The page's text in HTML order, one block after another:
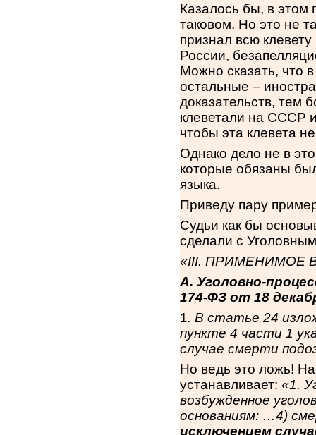
Казалось бы, в этом
таковом. Но это не
признал всю
России,
Можно сказать, что
остальные –
доказательств, тем
клеветали на СССР и
чтобы эта клевета
Однако дело не в
которые обязаны
языка.
Приведу пару
Судьи как бы
сделали с
«III. ПРИМЕНИМОЕ
A. Уголовно-
174-ФЗ от 18
1. В статье 24
пункте 4 части 1
случае смерти
Но ведь это ложь!
устанавливает: «1.
возбужденное
основаниям: …4)
исключением